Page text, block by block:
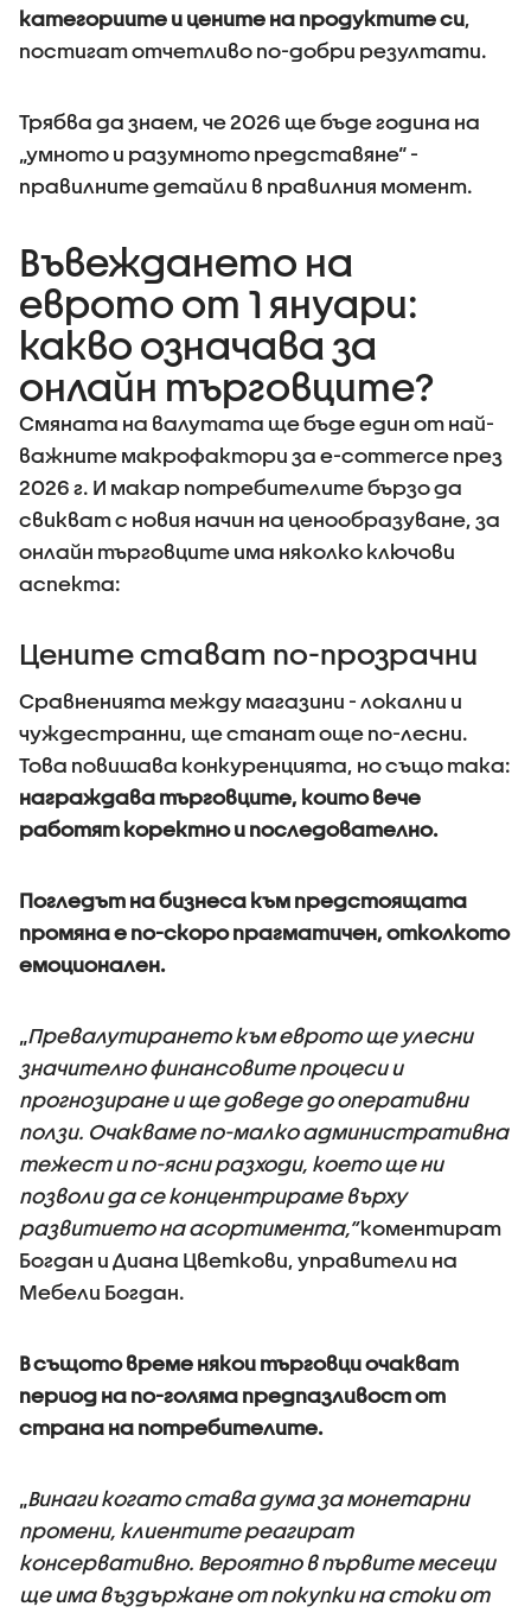
категориите и цените на продуктите си,
постигат отчетливо по-добри резултати.
Трябва да знаем, че 2026 ще бъде година на
„умното и разумното представяне“ -
правилните детайли в правилния момент.
Въвеждането на
еврото от 1 януари:
какво означава за
онлайн търговците?
Смяната на валутата ще бъде един от най-
важните макрофактори за e-commerce през
2026 г. И макар потребителите бързо да
свикват с новия начин на ценообразуване, за
онлайн търговците има няколко ключови
аспекта:
Цените стават по-прозрачни
Сравненията между магазини - локални и
чуждестранни, ще станат още по-лесни.
Това повишава конкуренцията, но също така:
награждава търговците, които вече
работят коректно и последователно.
Погледът на бизнеса към предстоящата
промяна е по-скоро прагматичен, отколкото
емоционален.
„Превалутирането към еврото ще улесни
значително финансовите процеси и
прогнозиране и ще доведе до оперативни
ползи. Очакваме по-малко административна
тежест и по-ясни разходи, което ще ни
позволи да се концентрираме върху
развитието на асортимента,“коментират
Богдан и Диана Цветкови, управители на
Мебели Богдан.
В същото време някои търговци очакват
период на по-голяма предпазливост от
страна на потребителите.
„Винаги когато става дума за монетарни
промени, клиентите реагират
консервативно. Вероятно в първите месеци
ще има въздържане от покупки на стоки от